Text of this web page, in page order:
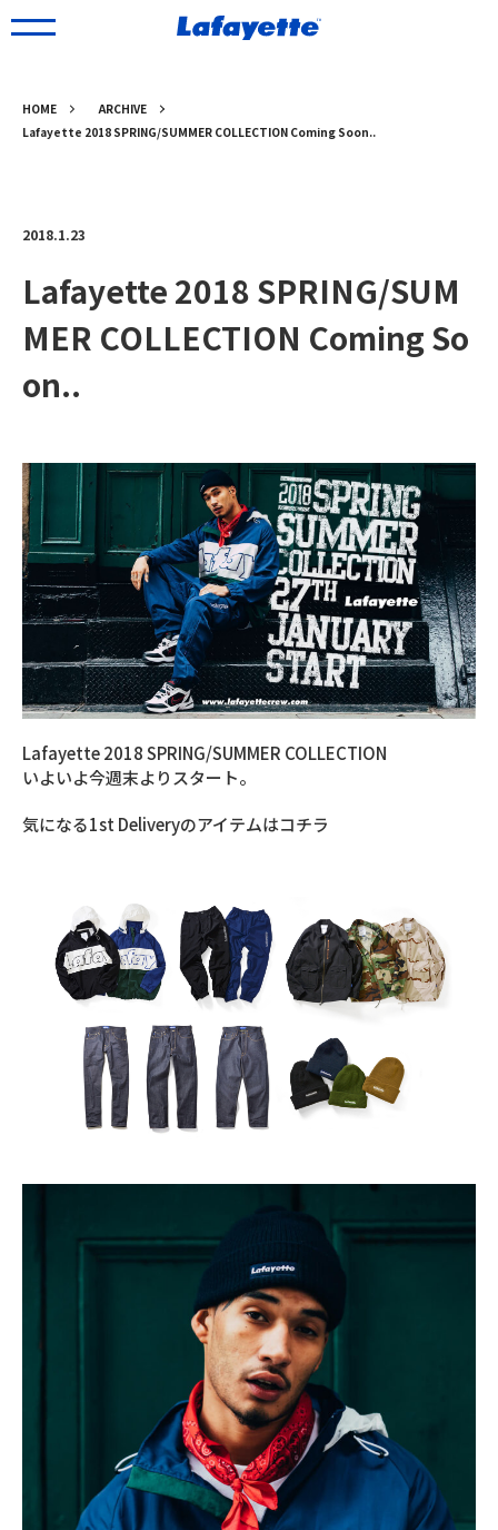
HOME
ARCHIVE
Lafayette 2018 SPRING/SUMMER COLLECTION Coming Soon..
2018.1.23
Lafayette 2018 SPRING/SUM
MER COLLECTION Coming So
on..
Lafayette 2018 SPRING/SUMMER COLLECTION
いよいよ今週末よりスタート。
気になる1st Deliveryのアイテムはコチラ